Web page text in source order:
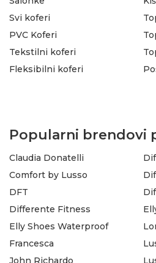
Svi koferi
PVC Koferi
Tekstilni koferi
Fleksibilni koferi
Popularni brendovi
Claudia Donatelli
Comfort by Lusso
DFT
Differente Fitness
Elly Shoes Waterproof
Francesca
John Richardo